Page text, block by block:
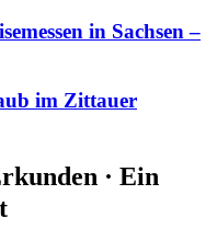
in Sachsen –
im Zittauer
· Ein